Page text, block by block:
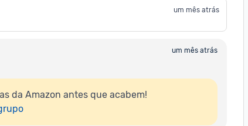
um mês atrás
um mês atrás
da Amazon antes que acabem!